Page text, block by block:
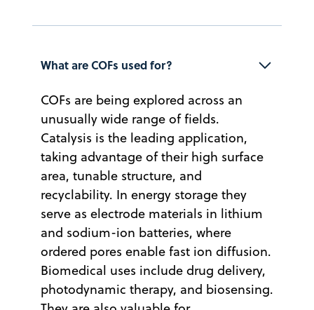
What are COFs used for?
COFs are being explored across an
unusually wide range of fields.
Catalysis is the leading application,
taking advantage of their high surface
area, tunable structure, and
recyclability. In energy storage they
serve as electrode materials in lithium
and sodium-ion batteries, where
ordered pores enable fast ion diffusion.
Biomedical uses include drug delivery,
photodynamic therapy, and biosensing.